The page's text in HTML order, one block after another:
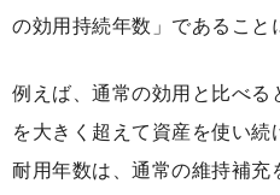
の効用持続年数」であること
例えば、通常の効用と比べる
を大きく超えて資産を使い続
耐用年数は、通常の維持補充